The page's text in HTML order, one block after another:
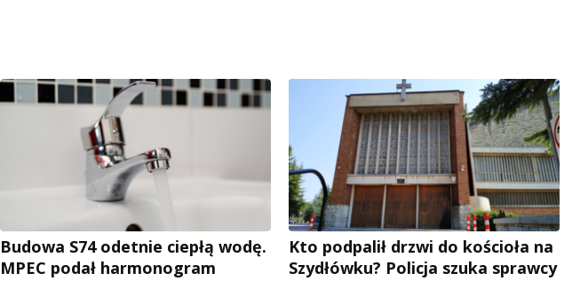
Budowa S74 odetnie ciepłą wodę.
MPEC podał harmonogram
Kto podpalił drzwi do kościoła na
Szydłówku? Policja szuka sprawcy